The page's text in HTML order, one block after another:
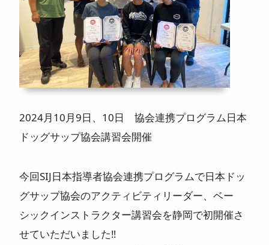
2024月10月9日、10日 協会連携プログラム日本
ドッグサップ協会講習会開催
今回SIJ日本指導者協会連携プログラムで日本ドッ
グサップ協会のアクティビティリーダー、ベー
シックインストラクター講習会を静岡で初開催さ
せていただいました‼️